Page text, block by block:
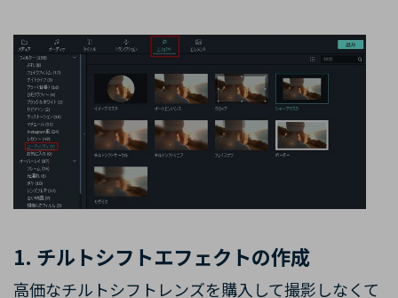
1. チルトシフトエフェクトの作成
高価なチルトシフトレンズを購入して撮影しなくて